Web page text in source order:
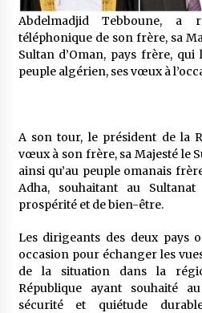
Le bouc de l’Au-delà
5 ans ago
Rencontre nocturne
touareg)
5 ans ago
5 ans ago
Tradition orale/
Abdelmadjid Tebboune, a
téléphonique de son frère, sa
Sultan d’Oman, pays frère, qui
peuple algérien, ses vœux à
A son tour, le président de la
vœux à son frère, sa Majesté le
ainsi qu’au peuple omanais
Adha, souhaitant au
prospérité et de bien-être.
Les dirigeants des deux pays
occasion pour échanger les
de la situation dans la
République ayant souhaité
sécurité et quiétude